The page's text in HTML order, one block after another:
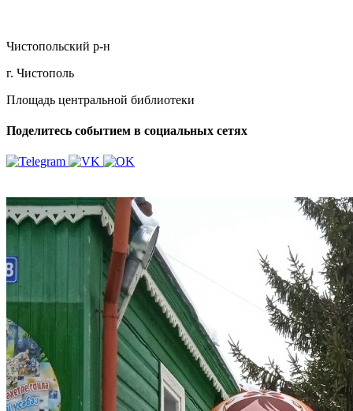
Чистопольский р-н
г. Чистополь
Площадь центральной библиотеки
Поделитесь событием в социальных сетях